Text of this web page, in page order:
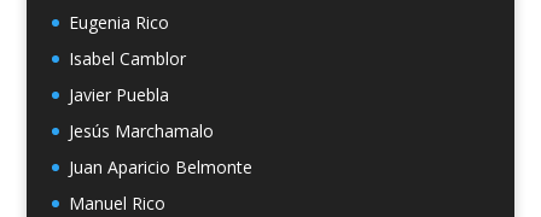
Eugenia Rico
Isabel Camblor
Javier Puebla
Jesús Marchamalo
Juan Aparicio Belmonte
Manuel Rico